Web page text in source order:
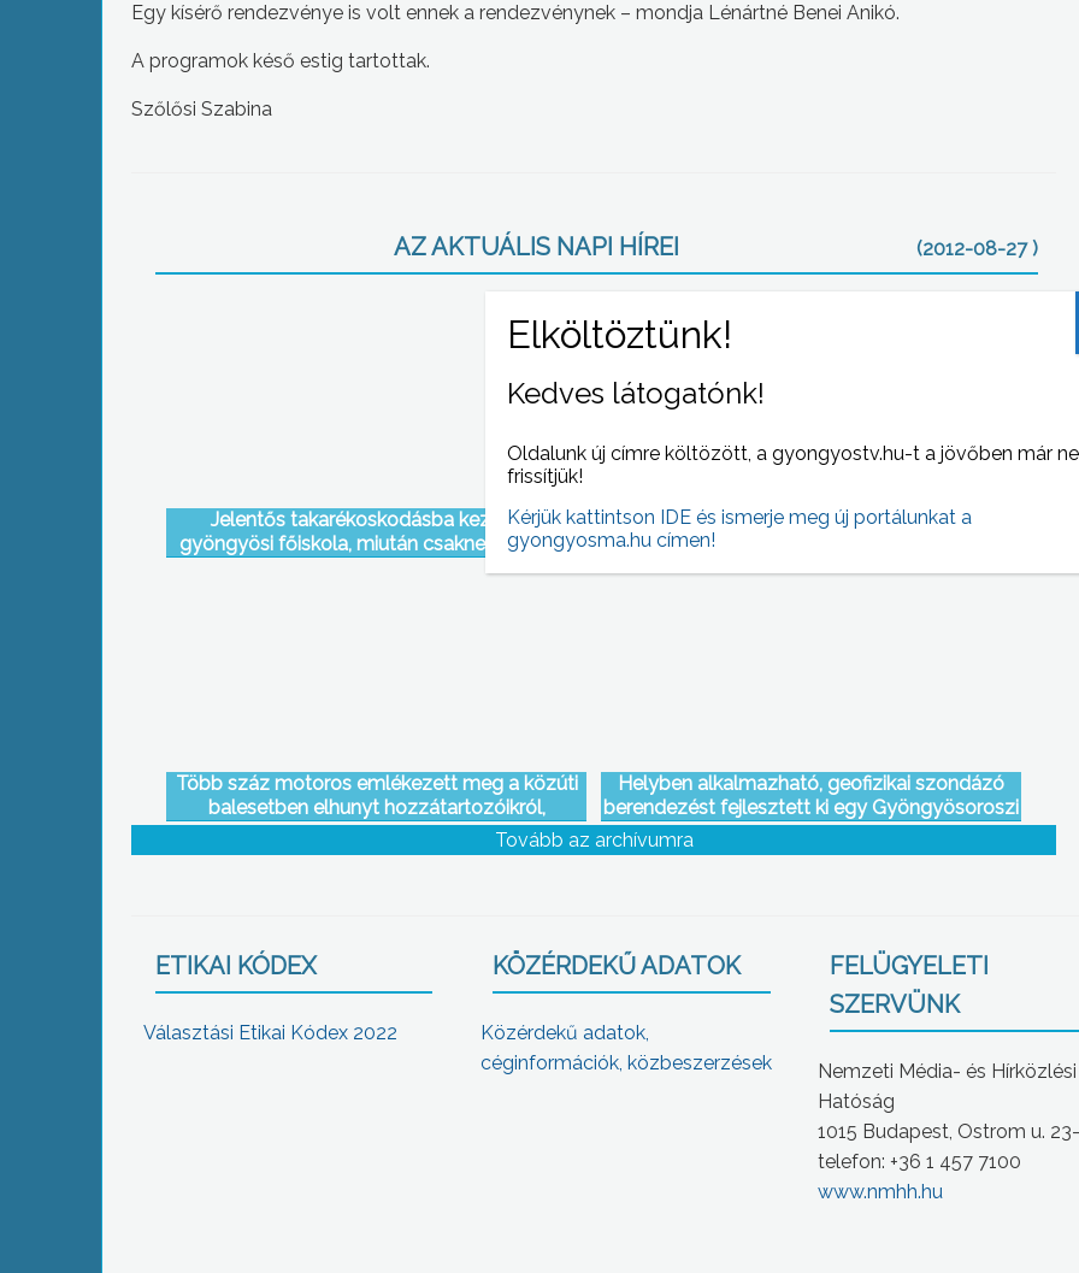
Egy kísérő rendezvénye is volt ennek a rendezvénynek – mondja Lénártné Benei Anikó.
A programok késő estig tartottak.
Szőlősi Szabina
AZ AKTUÁLIS NAPI HÍREI (2012-08-27 )
Jelentős takarékoskodásba kezdett a
gyöngyösi főiskola, miután csaknem a felére
A főiskola a nehéz helyzetben is folyamatosan
alkalmazkodik a munkaerő-piaci igényekhez
Több száz motoros emlékezett meg a közúti
balesetben elhunyt hozzátartozóikról,
barátaikról a Kék Emléktúrán
Helyben alkalmazható, geofizikai szondázó
berendezést fejlesztett ki egy Gyöngyösoroszi
telephelyű környezeti kármentesítéssel
foglalkozó cég
Tovább az archívumra
ETIKAI KÓDEX
Választási Etikai Kódex 2022
KÖZÉRDEKŰ ADATOK
Közérdekű adatok,
céginformációk, közbeszerzések
FELÜGYELETI
SZERVÜNK
Nemzeti Média- és Hírközlési
Hatóság
1015 Budapest, Ostrom u.
telefon: +36 1 457 7100
www.nmhh.hu
Kedves látogatónk!
Oldalunk új címre költözött, a gyongyostv.hu-t a jövőben már
frissítjük!
Kérjük kattintson IDE és ismerje meg új portálunkat a
gyongyosma.hu címen!